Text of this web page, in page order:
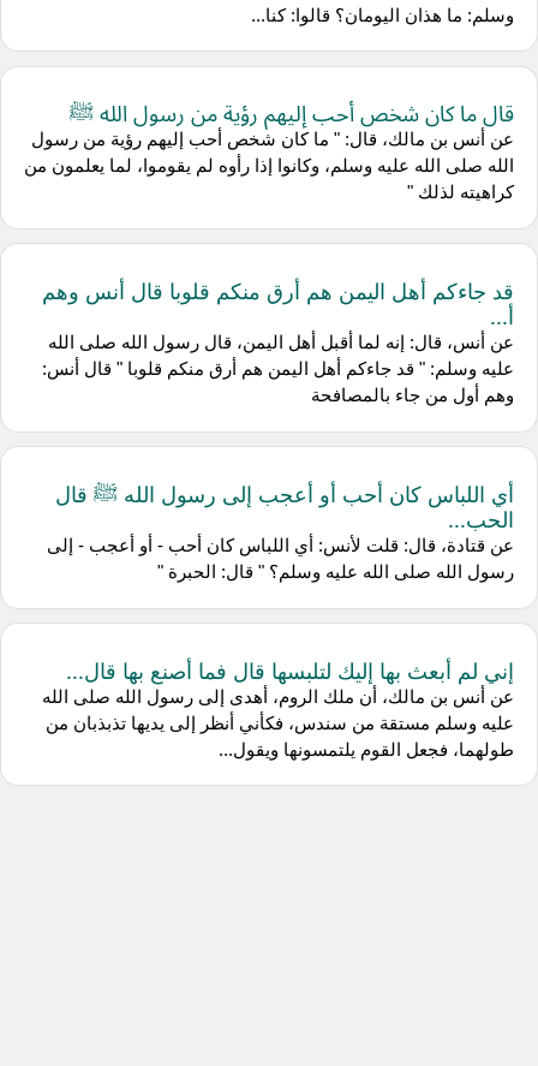
وسلم: ما هذان اليومان؟ قالوا: كنا...
قال ما كان شخص أحب إليهم رؤية من رسول الله ﷺ
عن أنس بن مالك، قال: " ما كان شخص أحب إليهم رؤية من رسول
الله صلى الله عليه وسلم، وكانوا إذا رأوه لم يقوموا، لما يعلمون من
كراهيته لذلك "
قد جاءكم أهل اليمن هم أرق منكم قلوبا قال أنس وهم
أ...
عن أنس، قال: إنه لما أقبل أهل اليمن، قال رسول الله صلى الله
عليه وسلم: " قد جاءكم أهل اليمن هم أرق منكم قلوبا " قال أنس:
وهم أول من جاء بالمصافحة
أي اللباس كان أحب أو أعجب إلى رسول الله ﷺ قال
الحب...
عن قتادة، قال: قلت لأنس: أي اللباس كان أحب - أو أعجب - إلى
رسول الله صلى الله عليه وسلم؟ " قال: الحبرة "
إني لم أبعث بها إليك لتلبسها قال فما أصنع بها قال...
عن أنس بن مالك، أن ملك الروم، أهدى إلى رسول الله صلى الله
عليه وسلم مستقة من سندس، فكأني أنظر إلى يديها تذبذبان من
طولهما، فجعل القوم يلتمسونها ويقول...